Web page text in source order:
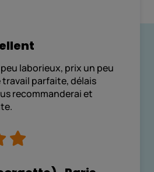
laborieux, prix un peu
travail parfaite, délais
recommanderai et